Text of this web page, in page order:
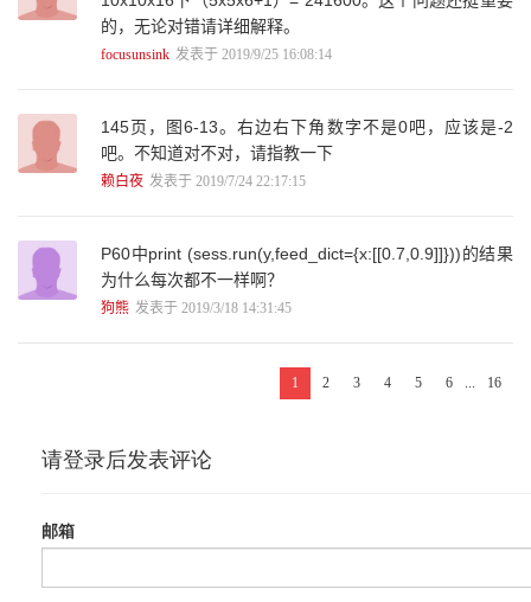
8.3 循环神经网络的变种 212
8.3.1 双向循环神经网络和深层循环神经网络 212
8.4.1 自然语言建模 216
8.4.2 时间序列预测 225
小结 230
第9章 TensorBoard可视化 232
9.2.1 命名空间与TensorBoard图上节点 234
9.2.2 节点信息 241
9.3 监控指标可视化 246
10.4 分布式TensorFlow 268
10.4.1 分布式TensorFlow原理 269
小结 287
的，无论对错请详细解释。
focusunsink 发表于 2019/9/25 16:08:14
145页，图6-13。右边右下角数字不是0吧，应该是-2
吧。不知道对不对，请指教一下
赖白夜 发表于 2019/7/24 22:17:15
P60中print (sess.run(y,feed_dict={x:[[0.7,0.9]]}))的结果
为什么每次都不一样啊？
狗熊 发表于 2019/3/18 14:31:45
1 2 3 4 5 6 ... 16